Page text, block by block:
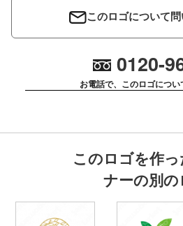
このロゴについて
0120-
お電話で、このロゴにつ
このロゴを作
ナーの別